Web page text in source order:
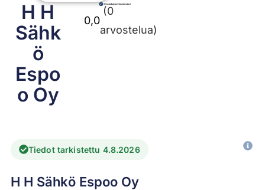
H H
Sähk
ö
Espo
o Oy
0,0
(0
arvostelua)
Tiedot tarkistettu 4.8.2026
H H Sähkö Espoo Oy